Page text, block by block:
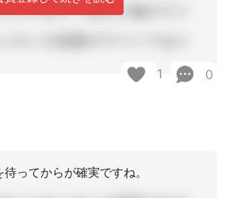
1 0
ってからが確実ですね。